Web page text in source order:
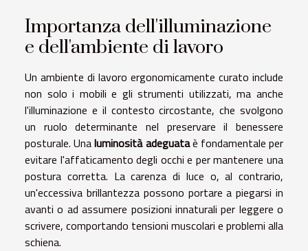
Importanza dell'illuminazione
e dell'ambiente di lavoro
Un ambiente di lavoro ergonomicamente curato include
non solo i mobili e gli strumenti utilizzati, ma anche
l'illuminazione e il contesto circostante, che svolgono
un ruolo determinante nel preservare il benessere
posturale. Unaluminosità adeguataè fondamentale per
evitare l'affaticamento degli occhi e per mantenere una
postura corretta. La carenza di luce o, al contrario,
un'eccessiva brillantezza possono portare a piegarsi in
avanti o ad assumere posizioni innaturali per leggere o
scrivere, comportando tensioni muscolari e problemi alla
schiena.